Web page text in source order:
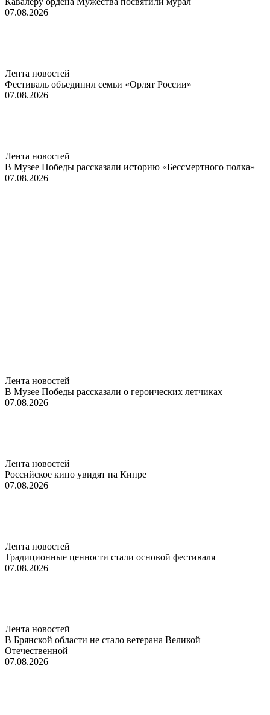
07.08.2026
Лента новостей
Фестиваль объединил семьи «Орлят России»
07.08.2026
Лента новостей
В Музее Победы рассказали историю «Бессмертного полка»
07.08.2026
Лента новостей
В Музее Победы рассказали о героических летчиках
07.08.2026
Лента новостей
Российское кино увидят на Кипре
07.08.2026
Лента новостей
Традиционные ценности стали основой фестиваля
07.08.2026
Лента новостей
В Брянской области не стало ветерана Великой
Отечественной
07.08.2026